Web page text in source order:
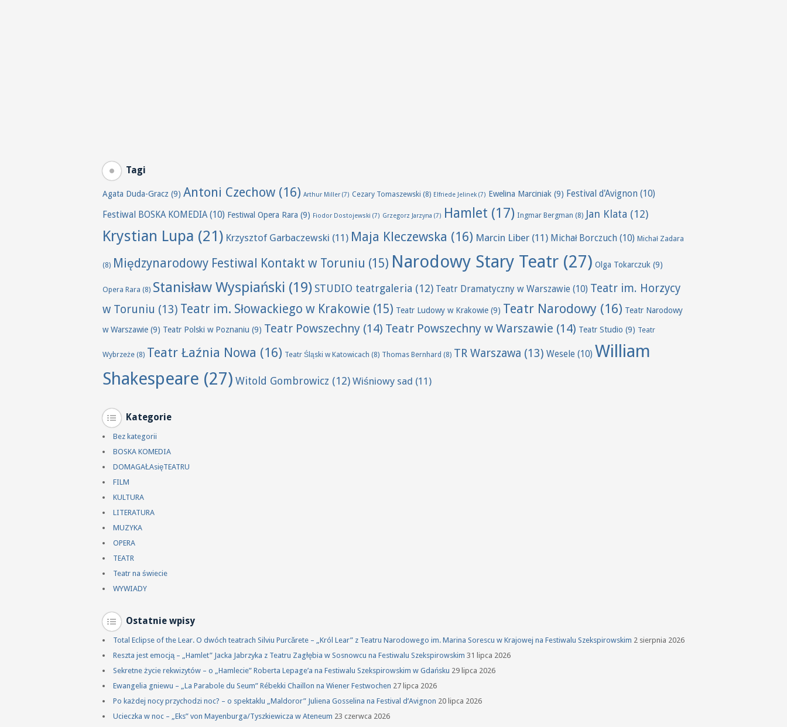
Tagi
Agata Duda-Gracz (9) Antoni Czechow (16) Arthur Miller (7) Cezary Tomaszewski (8) Elfriede Jelinek(7) Ewelina Marciniak (9) Festival d'Avignon (10)
Festiwal BOSKA KOMEDIA(10) Festiwal Opera Rara (9) Fiodor Dostojewski (7) Grzegorz Jarzyna (7) Hamlet (17) Ingmar Bergman (8) Jan Klata (12)
Krystian Lupa (21) Krzysztof Garbaczewski (11) Maja Kleczewska (16) Marcin Liber (11) Michał Borczuch (10) Michał Zadara
(8) Międzynarodowy Festiwal Kontakt w Toruniu (15) Narodowy Stary Teatr (27) Olga Tokarczuk (9)
Opera Rara (8) Stanisław Wyspiański (19) STUDIO teatrgaleria (12) Teatr Dramatyczny w Warszawie (10) Teatr im. Horzycy
w Toruniu (13) Teatr im. Słowackiego w Krakowie (15) Teatr Ludowy w Krakowie (9) Teatr Narodowy (16) Teatr Narodowy
w Warszawie (9) Teatr Polski w Poznaniu (9) Teatr Powszechny (14) Teatr Powszechny w Warszawie (14) Teatr Studio (9) Teatr
Wybrzeże (8) Teatr Łaźnia Nowa (16) Teatr Śląski w Katowicach (8) Thomas Bernhard (8) TR Warszawa (13) Wesele (10) William
Shakespeare (27) Witold Gombrowicz (12) Wiśniowy sad (11)
Kategorie
Bez kategorii
BOSKA KOMEDIA
DOMAGAŁAsięTEATRU
FILM
KULTURA
LITERATURA
MUZYKA
OPERA
TEATR
Teatr na świecie
WYWIADY
Ostatnie wpisy
Total Eclipse of the Lear. O dwóch teatrach Silviu Purcărete – „Król Lear” z Teatru Narodowego im. Marina Sorescu w Krajowej na Festiwalu Szekspirowskim 2 sierpnia 2026
Reszta jest emocją – „Hamlet” Jacka Jabrzyka z Teatru Zagłębia w Sosnowcu na Festiwalu Szekspirowskim 31 lipca 2026
Sekretne życie rekwizytów – o „Hamlecie” Roberta Lepage’a na Festiwalu Szekspirowskim w Gdańsku 29 lipca 2026
Ewangelia gniewu – „La Parabole du Seum” Rébekki Chaillon na Wiener Festwochen 27 lipca 2026
Po każdej nocy przychodzi noc? – o spektaklu „Maldoror” Juliena Gosselina na Festival d’Avignon 20 lipca 2026
Ucieczka w noc – „Eks” von Mayenburga/Tyszkiewicza w Ateneum 23 czerwca 2026